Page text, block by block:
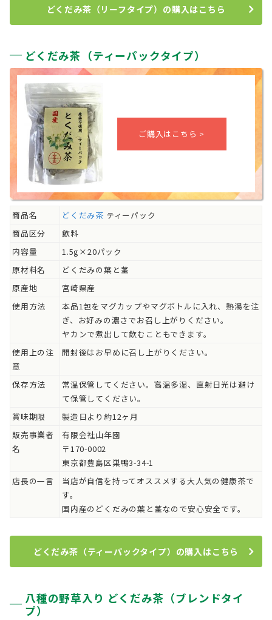
どくだみ茶（リーフタイプ）の購入はこちら
どくだみ茶（ティーパックタイプ）
商品名 どくだみ茶 ティーパック
商品区分
飲料
内容量
1.5g×20パック
原材料名
どくだみの葉と茎
原産地
宮崎県産
使用方法
本品1包をマグカップやマグボトルに入れ、熱湯を注
ぎ、お好みの濃さでお召し上がりください。
ヤカンで煮出して飲むこともできます。
使用上の注
意
開封後はお早めに召し上がりください。
保存方法
常温保管してください。高温多湿、直射日光は避け
て保管してください。
賞味期限
製造日より約12ヶ月
販売事業者
名
有限会社山年園
〒170-0002
東京都豊島区巣鴨3-34-1
店長の一言
当店が自信を持ってオススメする大人気の健康茶で
す。
国内産のどくだみの葉と茎なので安心安全です。
どくだみ茶（ティーパックタイプ）の購入はこちら
八種の野草入り どくだみ茶（ブレンドタイ
プ）